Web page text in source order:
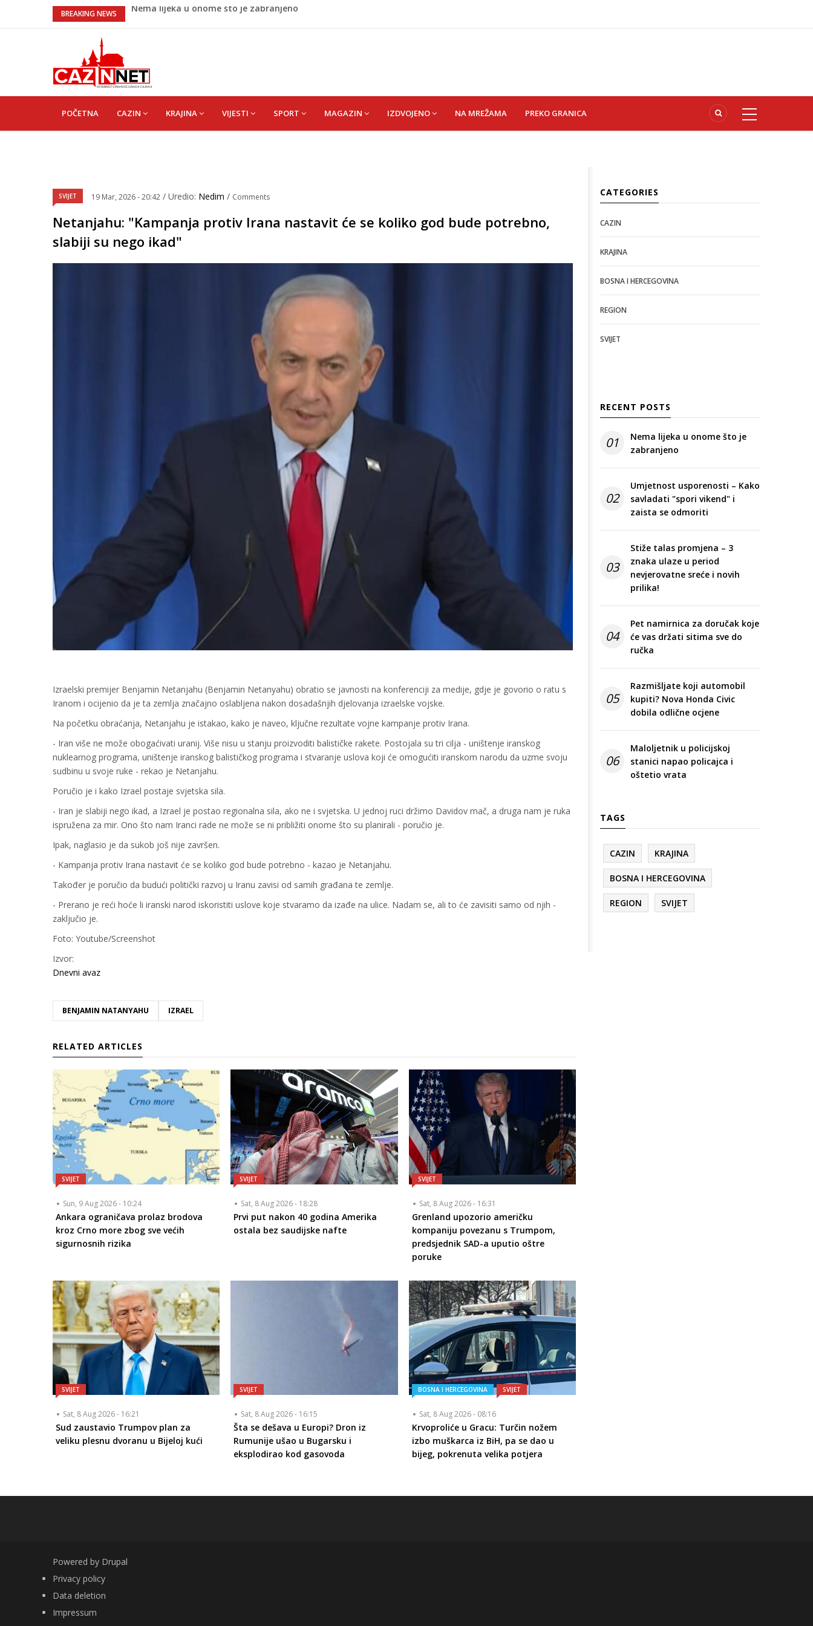
BREAKING NEWS
Umjetnost usporenosti – Kako savladati "spori vikend" i zaista se odmoriti
Maloljetnik u policijskoj stanici napao policajca i oštetio vrata
Nema lijeka u onome što je zabranjeno
NAVIGATION
POČETNA CAZIN KRAJINA VIJESTI SPORT MAGAZIN IZDVOJENO NA MREŽAMA PREKO GRANICA
SVIJET 19 Mar, 2026 - 20:42 / Uredio: Nedim / Comments
Netanjahu: "Kampanja protiv Irana nastavit će se koliko god bude potrebno,
slabiji su nego ikad"
Izraelski premijer Benjamin Netanjahu (Benjamin Netanyahu) obratio se javnosti na konferenciji za medije, gdje je govorio o ratu s
Iranom i ocijenio da je ta zemlja značajno oslabljena nakon dosadašnjih djelovanja izraelske vojske.
Na početku obraćanja, Netanjahu je istakao, kako je naveo, ključne rezultate vojne kampanje protiv Irana.
- Iran više ne može obogaćivati uranij. Više nisu u stanju proizvoditi balističke rakete. Postojala su tri cilja - uništenje iranskog
nuklearnog programa, uništenje iranskog balističkog programa i stvaranje uslova koji će omogućiti iranskom narodu da uzme svoju
sudbinu u svoje ruke - rekao je Netanjahu.
Poručio je i kako Izrael postaje svjetska sila.
- Iran je slabiji nego ikad, a Izrael je postao regionalna sila, ako ne i svjetska. U jednoj ruci držimo Davidov mač, a druga nam je ruka
ispružena za mir. Ono što nam Iranci rade ne može se ni približiti onome što su planirali - poručio je.
Ipak, naglasio je da sukob još nije završen.
- Kampanja protiv Irana nastavit će se koliko god bude potrebno - kazao je Netanjahu.
Također je poručio da budući politički razvoj u Iranu zavisi od samih građana te zemlje.
- Prerano je reći hoće li iranski narod iskoristiti uslove koje stvaramo da izađe na ulice. Nadam se, ali to će zavisiti samo od njih -
zaključio je.
Foto: Youtube/Screenshot
Izvor:
Dnevni avaz
BENJAMIN NATANYAHU IZRAEL
RELATED ARTICLES
SVIJET
Sun, 9 Aug 2026 - 10:24
Ankara ograničava prolaz brodova
kroz Crno more zbog sve većih
sigurnosnih rizika
SVIJET
Sat, 8 Aug 2026 - 18:28
Prvi put nakon 40 godina Amerika
ostala bez saudijske nafte
SVIJET
Sat, 8 Aug 2026 - 16:31
Grenland upozorio američku
kompaniju povezanu s Trumpom,
predsjednik SAD-a uputio oštre
poruke
SVIJET
Sat, 8 Aug 2026 - 16:21
Sud zaustavio Trumpov plan za
veliku plesnu dvoranu u Bijeloj kući
SVIJET
Sat, 8 Aug 2026 - 16:15
Šta se dešava u Europi? Dron iz
Rumunije ušao u Bugarsku i
eksplodirao kod gasovoda
BOSNA I HERCEGOVINA SVIJET
Sat, 8 Aug 2026 - 08:16
Krvoproliće u Gracu: Turčin nožem
izbo muškarca iz BiH, pa se dao u
bijeg, pokrenuta velika potjera
CATEGORIES
CAZIN
KRAJINA
BOSNA I HERCEGOVINA
REGION
SVIJET
RECENT POSTS
01
Nema lijeka u onome što je
zabranjeno
02
Umjetnost usporenosti – Kako
savladati "spori vikend" i
zaista se odmoriti
03
Stiže talas promjena – 3
znaka ulaze u period
nevjerovatne sreće i novih
prilika!
04
Pet namirnica za doručak koje
će vas držati sitima sve do
ručka
05
Razmišljate koji automobil
kupiti? Nova Honda Civic
dobila odlične ocjene
06
Maloljetnik u policijskoj
stanici napao policajca i
oštetio vrata
TAGS
CAZIN KRAJINA
BOSNA I HERCEGOVINA
REGION SVIJET
Powered by Drupal
FOOTER
Privacy policy
Data deletion
Impressum